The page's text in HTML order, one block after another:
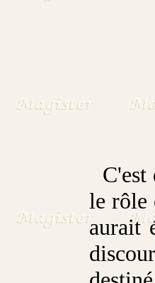
C'est
le rôle
aurait